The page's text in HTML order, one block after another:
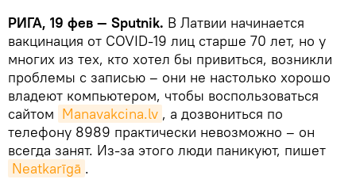
РИГА, 19 фев — Sputnik. В Латвии начинается
вакцинация от COVID-19 лиц старше 70 лет, но у
многих из тех, кто хотел бы привиться, возникли
проблемы с записью – они не настолько хорошо
владеют компьютером, чтобы воспользоваться
сайтом Мanavakcina.lv , а дозвониться по
телефону 8989 практически невозможно – он
всегда занят. Из-за этого люди паникуют, пишет
Neatkarīgā .